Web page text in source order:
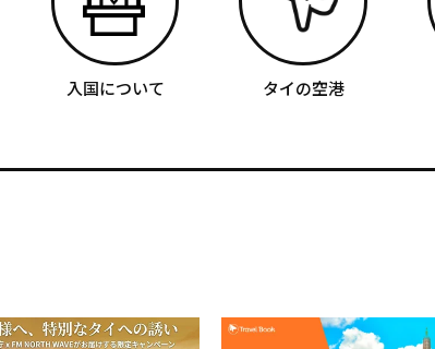
入国について タイの空港